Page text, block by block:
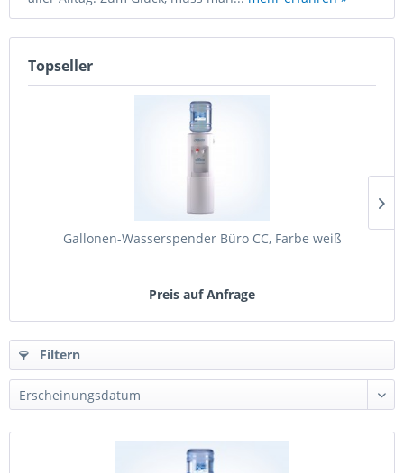
Topseller
Gallonen-Wasserspender Büro CC, Farbe weiß
Preis auf Anfrage
Filtern